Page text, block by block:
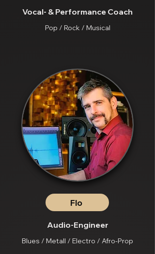
Vocal- & Performance Coach
Pop / Rock / Musical
Flo
Audio-Engineer
Blues / Metall / Electro / Afro-Prop